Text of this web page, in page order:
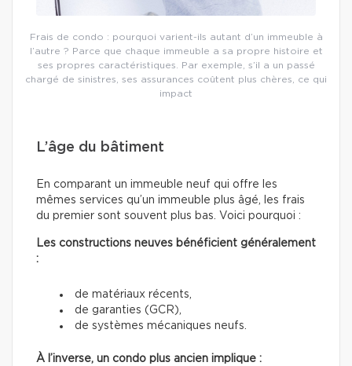
Frais de condo : pourquoi varient-ils autant d’un immeuble à
l’autre ? Parce que chaque immeuble a sa propre histoire et
ses propres caractéristiques. Par exemple, s’il a un passé
chargé de sinistres, ses assurances coûtent plus chères, ce qui
impact
L’âge du bâtiment
En comparant un immeuble neuf qui offre les
mêmes services qu’un immeuble plus âgé, les frais
du premier sont souvent plus bas. Voici pourquoi :
Les constructions neuves bénéficient généralement
:
de matériaux récents,
de garanties (GCR),
de systèmes mécaniques neufs.
À l’inverse, un condo plus ancien implique :